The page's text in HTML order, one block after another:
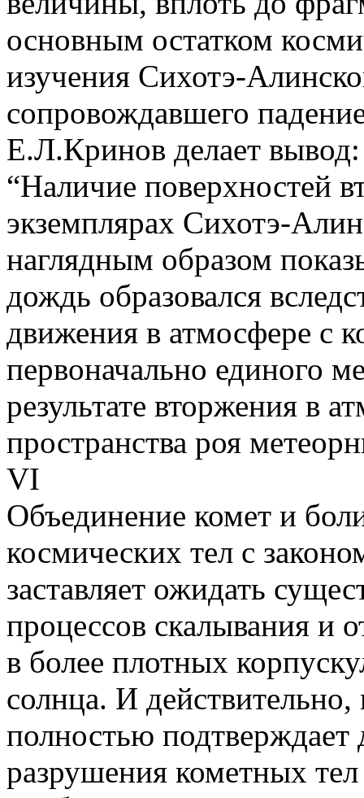
основным остатком
изучения Сихотэ-
сопровождавшего
Е.Л.Кринов делает вывод:
“Наличие поверхностей
экземплярах Сихотэ-
наглядным образом
дождь образовался
движения в атмосфере с
первоначально единого
результате вторжения в
пространства роя
VI
Объединение комет и
космических тел с
заставляет ожидать
процессов скалывания и
в более плотных
солнца. И
полностью подтверждает
разрушения кометных